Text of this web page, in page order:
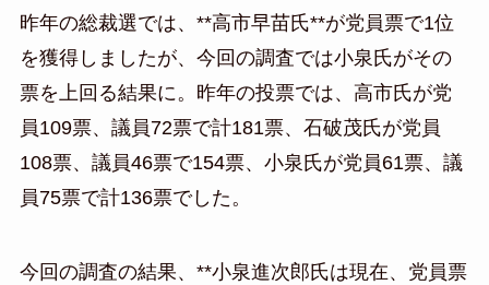
昨年の総裁選では、**高市早苗氏**が党員票で1位
を獲得しましたが、今回の調査では小泉氏がその
票を上回る結果に。昨年の投票では、高市氏が党
員109票、議員72票で計181票、石破茂氏が党員
108票、議員46票で154票、小泉氏が党員61票、議
員75票で計136票でした。
今回の調査の結果、**小泉進次郎氏は現在、党員票